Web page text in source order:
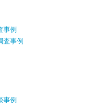
事例
事例
事例